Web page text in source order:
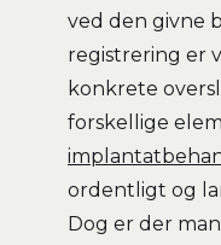
ved den givne
registrering er
konkrete
forskellige
ordentligt og
Dog er der